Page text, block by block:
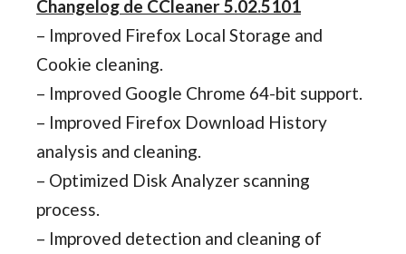
Changelog de CCleaner 5.02.5101
– Improved Firefox Local Storage and
Cookie cleaning.
– Improved Google Chrome 64-bit support.
– Improved Firefox Download History
analysis and cleaning.
– Optimized Disk Analyzer scanning
process.
– Improved detection and cleaning of